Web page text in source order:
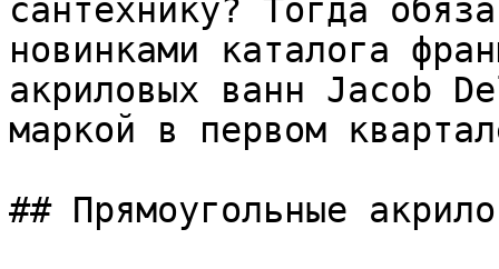
сантехнику? Тогда
новинками каталога
акриловых ванн Jacob
маркой в первом
## Прямоугольные